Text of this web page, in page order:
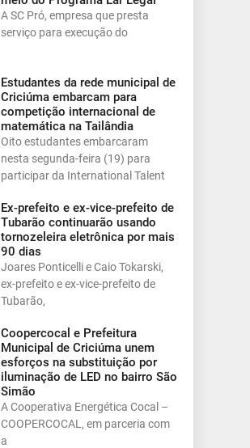
A SC Pró, empresa que presta
serviço para execução do
Estudantes da rede municipal de
Criciúma embarcam para
competição internacional de
matemática na Tailândia
Oito estudantes embarcaram
nesta segunda-feira (19) para
participar da International Talent
Ex-prefeito e ex-vice-prefeito de
Tubarão continuarão usando
tornozeleira eletrônica por mais
90 dias
Joares Ponticelli e Caio Tokarski,
ex-prefeito e ex-vice-prefeito de
Tubarão,
Coopercocal e Prefeitura
Municipal de Criciúma unem
esforços na substituição por
iluminação de LED no bairro São
Simão
A Cooperativa Energética Cocal –
COOPERCOCAL, em parceria com
a